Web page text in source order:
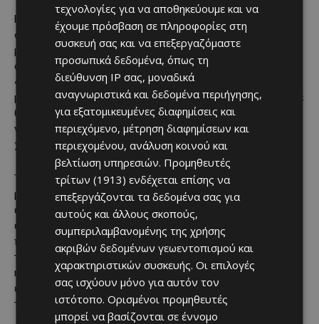
Η πορεία των κρυπτονομισμάτων στον χρόνο αποδεικνύει
ότι δεν πρόκειται για μια γραμμική ιστορία ανόδου, αλλά για
μια διαδρομή έντονων κύκλων, όπου η καινοτομία
συνυπάρχει με τον κίνδυνο. Από τα πρώτα ψηφιακά
«νομίσματα» που ανταλλάσσονταν σε φόρουμ τεχνολογίας
μέχρι τα σημερινά επενδυτικά προϊόντα που εντάσσονται σε
θεσμικά χαρτοφυλάκια, η αγορά έχει ωριμάσει, χωρίς όμως
να έχει απολέσει τον υψηλό βαθμό ρίσκου που τη
χαρακτηρίζει.
Το ερώτημα για το 2026 δεν είναι αν θα υπάρξει νέα
μεταβλητότητα — αυτή θεωρείται δεδομένη. Το ζητούμενο
είναι αν η τρέχουσα φάση θα αποτελέσει το θεμέλιο για
έναν νέο ανοδικό κύκλο ή αν η αγορά θα εισέλθει σε
παρατεταμένη περίοδο στασιμότητας. Σε κάθε περίπτωση,
τα κρυπτονομίσματα έχουν πλέον παγιωθεί ως μόνιμο
κομμάτι του παγκόσμιου οικονομικού χάρτη, επηρεάζοντας
επενδυτικές στρατηγικές, ρυθμιστικές πολιτικές και τον
τρόπο με τον οποίο αντιλαμβανόμαστε το ίδιο το χρήμα.
τεχνολογίες για να αποθηκεύουμε και να
έχουμε πρόσβαση σε πληροφορίες στη
συσκευή σας και να επεξεργαζόμαστε
προσωπικά δεδομένα, όπως τη
διεύθυνση IP σας, μοναδικά
αναγνωριστικά και δεδομένα περιήγησης,
για εξατομικευμένες διαφημίσεις και
περιεχόμενο, μέτρηση διαφημίσεων και
περιεχομένου, ανάλυση κοινού και
βελτίωση υπηρεσιών. Προμηθευτές
τρίτων (1913) ενδέχεται επίσης να
επεξεργάζονται τα δεδομένα σας για
αυτούς και άλλους σκοπούς,
συμπεριλαμβανομένης της χρήσης
ακριβών δεδομένων γεωεντοπισμού και
χαρακτηριστικών συσκευής. Οι επιλογές
σας ισχύουν μόνο για αυτόν τον
ιστότοπο. Ορισμένοι προμηθευτές
μπορεί να βασίζονται σε έννομο